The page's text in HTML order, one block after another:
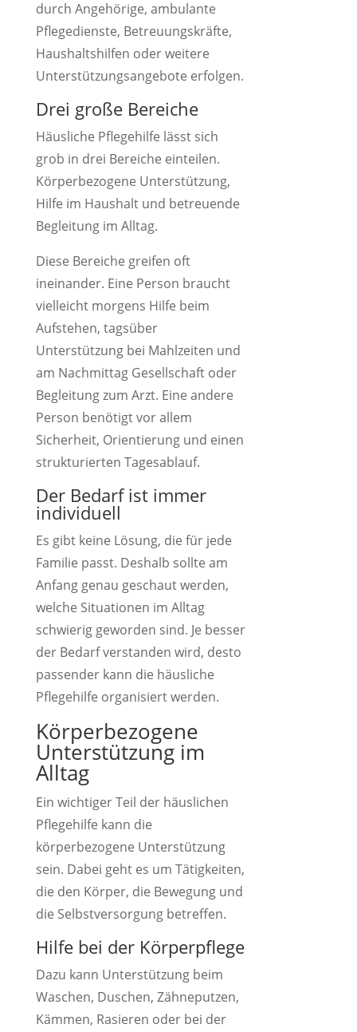
durch Angehörige, ambulante
Pflegedienste, Betreuungskräfte,
Haushaltshilfen oder weitere
Unterstützungsangebote erfolgen.
Drei große Bereiche
Häusliche Pflegehilfe lässt sich
grob in drei Bereiche einteilen.
Körperbezogene Unterstützung,
Hilfe im Haushalt und betreuende
Begleitung im Alltag.
Diese Bereiche greifen oft
ineinander. Eine Person braucht
vielleicht morgens Hilfe beim
Aufstehen, tagsüber
Unterstützung bei Mahlzeiten und
am Nachmittag Gesellschaft oder
Begleitung zum Arzt. Eine andere
Person benötigt vor allem
Sicherheit, Orientierung und einen
strukturierten Tagesablauf.
Der Bedarf ist immer
individuell
Es gibt keine Lösung, die für jede
Familie passt. Deshalb sollte am
Anfang genau geschaut werden,
welche Situationen im Alltag
schwierig geworden sind. Je besser
der Bedarf verstanden wird, desto
passender kann die häusliche
Pflegehilfe organisiert werden.
Körperbezogene
Unterstützung im
Alltag
Ein wichtiger Teil der häuslichen
Pflegehilfe kann die
körperbezogene Unterstützung
sein. Dabei geht es um Tätigkeiten,
die den Körper, die Bewegung und
die Selbstversorgung betreffen.
Hilfe bei der Körperpflege
Dazu kann Unterstützung beim
Waschen, Duschen, Zähneputzen,
Kämmen, Rasieren oder bei der